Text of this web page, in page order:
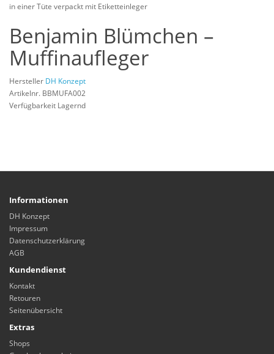
in einer Tüte verpackt mit Etiketteinleger
Benjamin Blümchen –
Muffinaufleger
Hersteller DH Konzept
Artikelnr. BBMUFA002
Verfügbarkeit Lagernd
Informationen
DH Konzept
Impressum
Datenschutzerklärung
AGB
Kundendienst
Kontakt
Retouren
Seitenübersicht
Extras
Shops